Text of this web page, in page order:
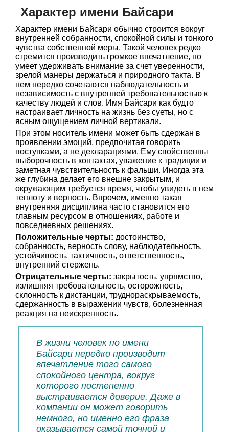
Характер имени Байсари
Характер имени Байсари обычно строится вокруг
внутренней собранности, спокойной силы и тонкого
чувства собственной меры. Такой человек редко
стремится производить громкое впечатление, но
умеет удерживать внимание за счет уверенности,
зрелой манеры держаться и природного такта. В
нем нередко сочетаются наблюдательность и
независимость с внутренней требовательностью к
качеству людей и слов. Имя Байсари как будто
настраивает личность на жизнь без суеты, но с
ясным ощущением личной вертикали.
При этом носитель имени может быть сдержан в
проявлении эмоций, предпочитая говорить
поступками, а не декларациями. Ему свойственны
выборочность в контактах, уважение к традиции и
заметная чувствительность к фальши. Иногда эта
же глубина делает его внешне закрытым, и
окружающим требуется время, чтобы увидеть в нем
теплоту и верность. Впрочем, именно такая
внутренняя дисциплина часто становится его
главным ресурсом в отношениях, работе и
повседневных решениях.
Положительные черты: достоинство,
собранность, верность слову, наблюдательность,
устойчивость, тактичность, ответственность,
внутренний стержень.
Отрицательные черты: закрытость, упрямство,
излишняя требовательность, осторожность,
склонность к дистанции, труднораскрываемость,
сдержанность в выражении чувств, болезненная
реакция на неискренность.
В жизни человек по имени
Байсари нередко производит
впечатление того самого
спокойного центра, вокруг
которого постепенно
выстраивается доверие. Даже в
компании он может говорить
немного, но именно его фраза
оказывается самой точной и